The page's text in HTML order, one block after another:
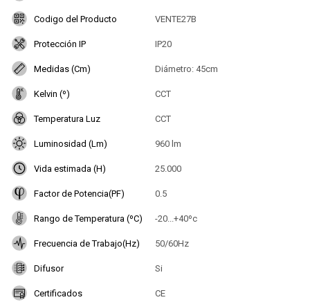
Codigo del Producto VENTE27B
Protección IP IP20
Medidas (Cm) Diámetro: 45cm
Kelvin (º) CCT
Temperatura Luz CCT
Luminosidad (Lm) 960 lm
Vida estimada (H) 25.000
Factor de Potencia(PF) 0.5
Rango de Temperatura (ºC) -20...+40ºc
Frecuencia de Trabajo(Hz) 50/60Hz
Difusor Si
Certificados CE